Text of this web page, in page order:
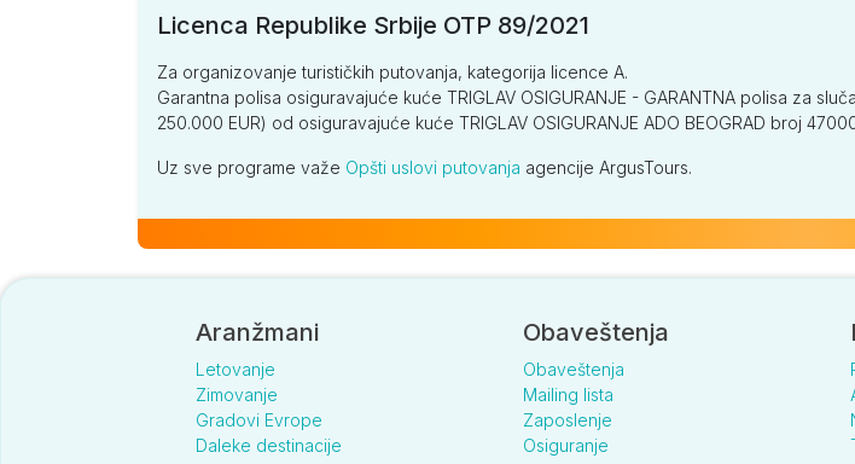
Licenca Republike Srbije OTP 89/2021
Za organizovanje turističkih putovanja, kategorija licence A.
Garantna polisa osiguravajuće kuće TRIGLAV OSIGURANJE - GARANTNA polisa za
250.000 EUR) od osiguravajuće kuće TRIGLAV OSIGURANJE ADO BEOGRAD broj
Uz sve programe važe Opšti uslovi putovanja agencije ArgusTours.
Aranžmani
Letovanje
Zimovanje
Gradovi Evrope
Daleke destinacije
Obaveštenja
Obaveštenja
Mailing lista
Zaposlenje
Osiguranje